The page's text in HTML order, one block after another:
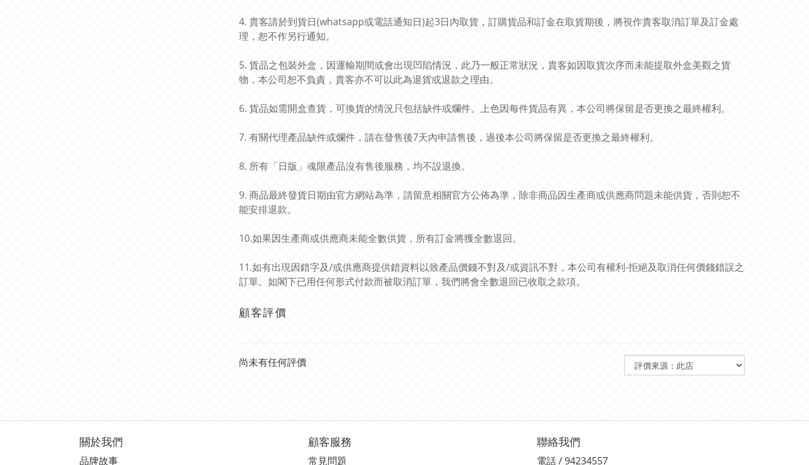
4. 貴客請於到貨日(whatsapp或電話通知日)起3日內取貨，訂購貨品和訂金在取貨期後，將視作貴客取消訂單及訂金處
理，恕不作另行通知。
5. 貨品之包裝外盒，因運輸期間或會出現凹陷情況，此乃一般正常狀況，貴客如因取貨次序而未能提取外盒美觀之貨
物，本公司恕不負責，貴客亦不可以此為退貨或退款之理由。
6. 貨品如需開盒查貨，可換貨的情況只包括缺件或爛件。上色因每件貨品有異，本公司將保留是否更換之最終權利。
7. 有關代理產品缺件或爛件，請在發售後7天內申請售後，過後本公司將保留是否更換之最終權利。
8. 所有「日版」魂限產品沒有售後服務，均不設退換。
9. 商品最終發貨日期由官方網站為準，請留意相關官方公佈為準，除非商品因生產商或供應商問題未能供貨，否則恕不
能安排退款。
10.如果因生產商或供應商未能全數供貨，所有訂金將獲全數退回。
11.如有出現因錯字及/或供應商提供錯資料以致產品價錢不對及/或資訊不對，本公司有權利-拒絕及取消任何價錢錯誤之
訂單。如閣下已用任何形式付款而被取消訂單，我們將會全數退回已收取之款項。
顧客評價
尚未有任何評價
關於我們
品牌故事
顧客服務
常見問題
聯絡我們
電話 / 94234557